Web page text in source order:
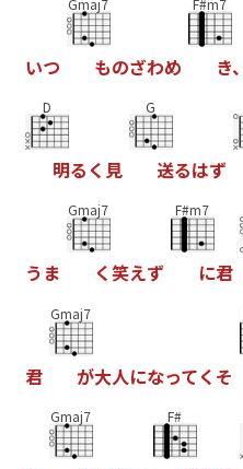
いつ ものざわめ き、
D
明る く 見
G
送るはず
う ま
Gmaj7
く笑えず
F#m7
に君
君
Gmaj7
が大人になってく そ
Gmaj7 F#